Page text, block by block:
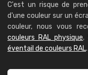
C'est un risque de
d'une couleur sur un
couleur, nous vous
couleurs RAL physique.
éventail de couleurs RAL.